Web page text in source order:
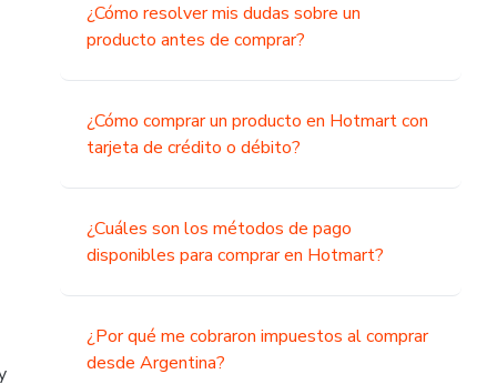
¿Cómo resolver mis dudas sobre un
producto antes de comprar?
¿Cómo comprar un producto en Hotmart con
tarjeta de crédito o débito?
¿Cuáles son los métodos de pago
disponibles para comprar en Hotmart?
¿Por qué me cobraron impuestos al comprar
desde Argentina?